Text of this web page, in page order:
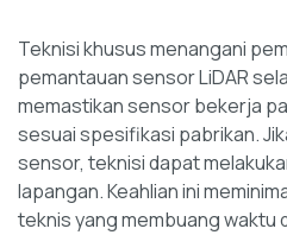
Teknisi khusus menangani
pemantauan sensor LiDAR
memastikan sensor bekerja
sesuai spesifikasi pabrikan.
sensor, teknisi dapat
lapangan. Keahlian ini
teknis yang membuang waktu